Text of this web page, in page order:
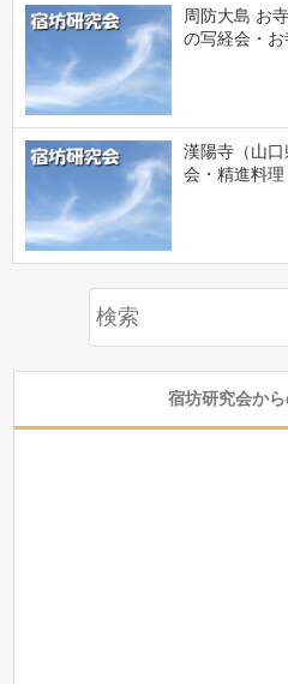
周防大島 お
の写経会・お
漢陽寺（山
会・精進料理
宿坊研究会か